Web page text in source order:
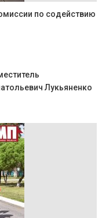
по содействию
Лукьяненко